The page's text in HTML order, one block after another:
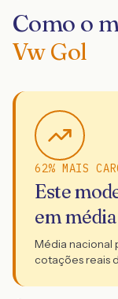
Como o
Vw Gol
62% MAIS
Este
em média
Média nacional
cotações reais